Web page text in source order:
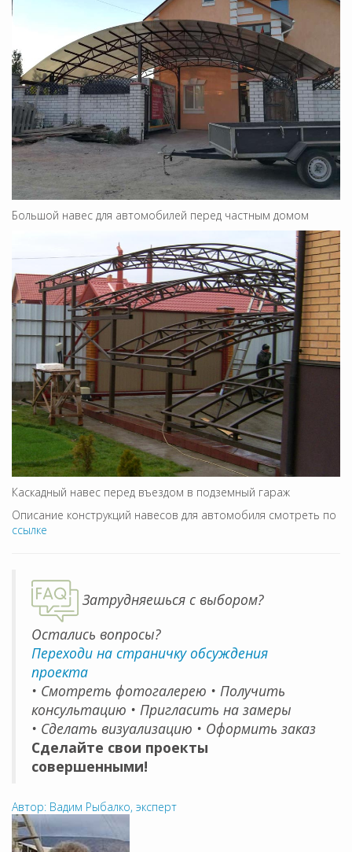
Большой навес для автомобилей перед частным домом
Каскадный навес перед въездом в подземный гараж
Описание конструкций навесов для автомобиля смотреть по
ссылке
Затрудняешься с выбором?
Остались вопросы?
Переходи на страничку обсуждения
проекта
• Смотреть фотогалерею • Получить
консультацию • Пригласить на замеры
• Сделать визуализацию • Оформить заказ
Сделайте свои проекты
совершенными!
Автор: Вадим Рыбалко, эксперт